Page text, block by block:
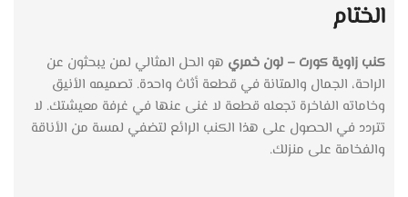
الختام
كنب زاوية كورت – لون خمري هو الحل المثالي لمن يبحثون عن
الراحة، الجمال والمتانة في قطعة أثاث واحدة. تصميمه الأنيق
وخاماته الفاخرة تجعله قطعة لا غنى عنها في غرفة معيشتك. لا
تتردد في الحصول على هذا الكنب الرائع لتضفي لمسة من الأناقة
والفخامة على منزلك.